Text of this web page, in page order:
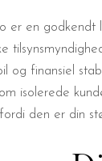
er en
og finansiel
isolerede
den er din